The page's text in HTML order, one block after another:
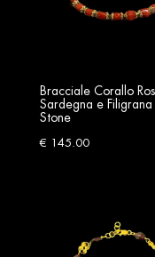
Bracciale Corallo
Sardegna e Filigrana
Stone
€ 145.00